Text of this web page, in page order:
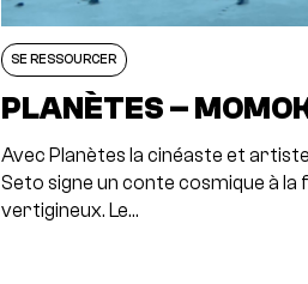
SE RESSOURCER
PLANÈTES –
Avec Planètes la cinéaste et
Seto signe un conte cosmique à la
vertigineux. Le…